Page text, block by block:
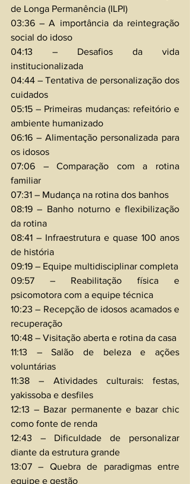
de Longa Permanência (ILPI)
03:36 – A importância da reintegração
social do idoso
04:13 – Desafios da vida
institucionalizada
04:44 – Tentativa de personalização dos
cuidados
05:15 – Primeiras mudanças: refeitório e
ambiente humanizado
06:16 – Alimentação personalizada para
os idosos
07:06 – Comparação com a rotina
familiar
07:31 – Mudança na rotina dos banhos
08:19 – Banho noturno e flexibilização
da rotina
08:41 – Infraestrutura e quase 100 anos
de história
09:57 – Reabilitação física e
psicomotora com a equipe técnica
10:23 – Recepção de idosos acamados e
recuperação
10:48 – Visitação aberta e rotina da casa
11:13 – Salão de beleza e ações
voluntárias
11:38 – Atividades culturais: festas,
yakissoba e desfiles
12:13 – Bazar permanente e bazar chic
como fonte de renda
12:43 – Dificuldade de personalizar
diante da estrutura grande
13:07 – Quebra de paradigmas entre
equipe e gestão